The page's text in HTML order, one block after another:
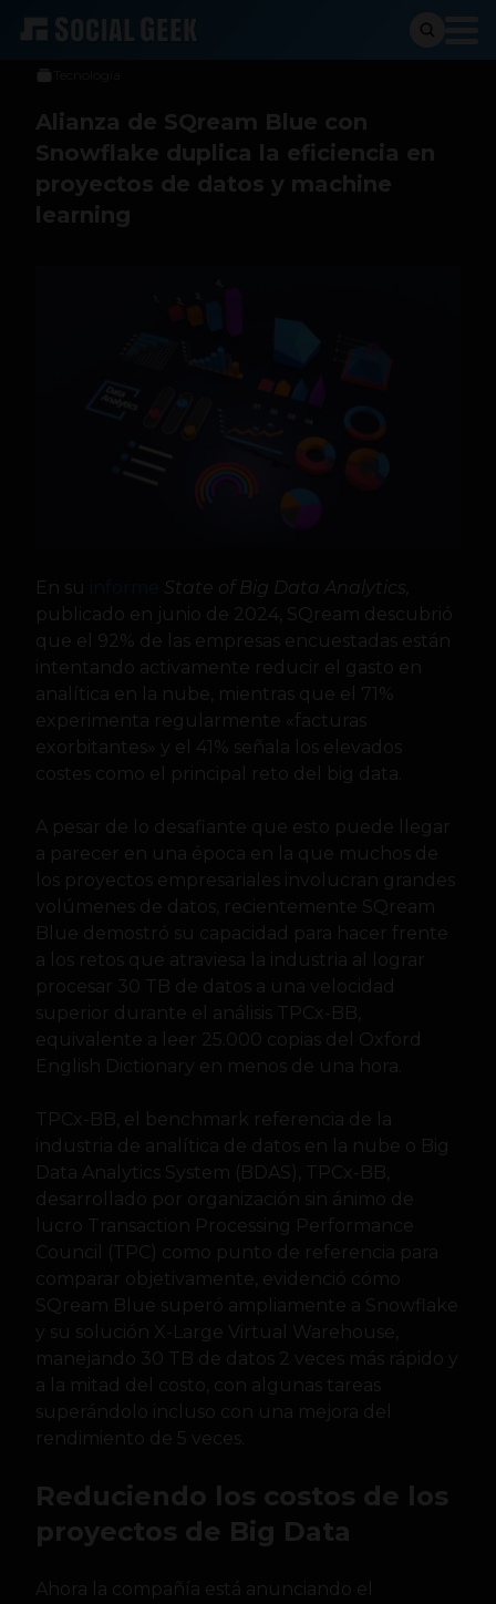
Social Geek
1 de octubre de 2024
Alianza de SQream Blue con
Snowflake duplica la eficiencia en
proyectos de datos y machine
learning
En su
State of Big Data Analytics,
publicado en junio de 2024, SQream descubrió
que el 92% de las empresas encuestadas están
intentando activamente reducir el gasto en
analítica en la nube, mientras que el 71%
experimenta regularmente «facturas
exorbitantes» y el 41% señala los elevados
costes como el principal reto del big data.
A pesar de lo desafiante que esto puede llegar
a parecer en una época en la que muchos de
los proyectos empresariales involucran grandes
volúmenes de datos, recientemente SQream
Blue demostró su capacidad para hacer frente
a los retos que atraviesa la industria al lograr
procesar 30 TB de datos a una velocidad
superior durante el análisis TPCx-BB,
equivalente a leer 25.000 copias del Oxford
English Dictionary en menos de una hora.
TPCx-BB, el benchmark referencia de la
industria de analítica de datos en la nube o Big
Data Analytics System (BDAS), TPCx-BB,
desarrollado por organización sin ánimo de
lucro Transaction Processing Performance
Council (TPC) como punto de referencia para
comparar objetivamente, evidenció cómo
SQream Blue superó ampliamente a Snowflake
y su solución X-Large Virtual Warehouse,
manejando 30 TB de datos 2 veces más rápido y
a la mitad del costo, con algunas tareas
superándolo incluso con una mejora del
rendimiento de 5 veces.
Reduciendo los costos de los
proyectos de Big Data
Ahora la compañía está anunciando el